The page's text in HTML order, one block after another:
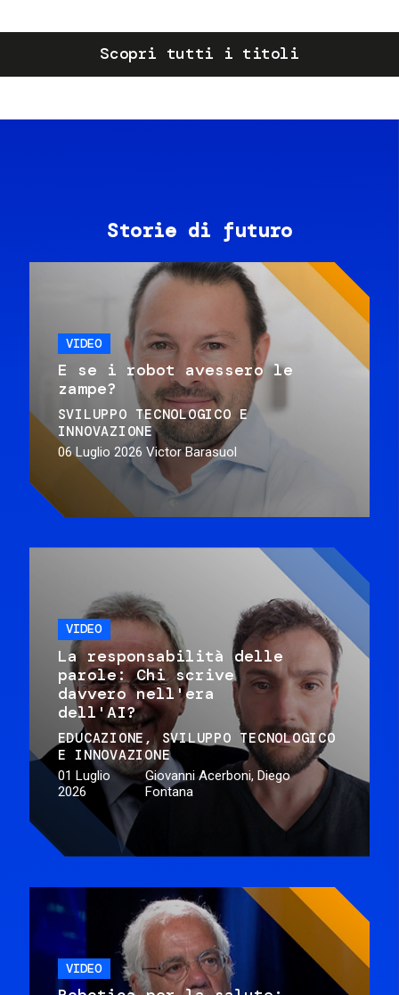
Scopri tutti i titoli
Storie di futuro
VIDEO
E se i robot avessero le
zampe?
SVILUPPO TECNOLOGICO E
INNOVAZIONE
06 Luglio 2026 Victor Barasuol
VIDEO
La responsabilità delle
parole: Chi scrive
davvero nell'era
dell'AI?
EDUCAZIONE
SVILUPPO TECNOLOGICO
E INNOVAZIONE
01 Luglio
2026
Giovanni Acerboni, Diego
Fontana
VIDEO